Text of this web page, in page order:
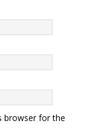
browser for the